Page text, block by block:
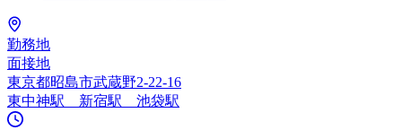
勤務地
面接地
東京都昭島市武蔵野2-22-16
東中神駅 新宿駅 池袋駅